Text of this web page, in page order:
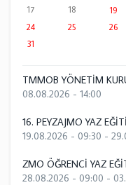
17
18 19
24
25 26
31
TMMOB YÖNETİM
08.08.2026 - 14:00
16. PEYZAJMO YAZ
19.08.2026 - 09:30 -
ZMO ÖĞRENCİ YAZ
28.08.2026 - 09:00 -